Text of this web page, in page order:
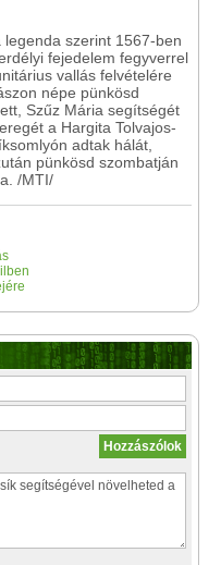
szerint 1567-ben
fejedelem fegyverrel
vallás felvételére
népe pünkösd
Szűz Mária segítségét
a Hargita Tolvajos-
adtak hálát,
pünkösd szombatján
/MTI/